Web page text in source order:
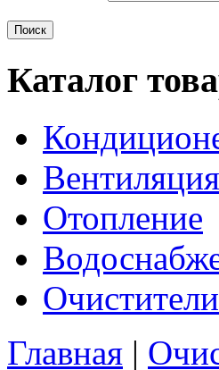
Каталог
Вентиляция
Отопление
Главная |